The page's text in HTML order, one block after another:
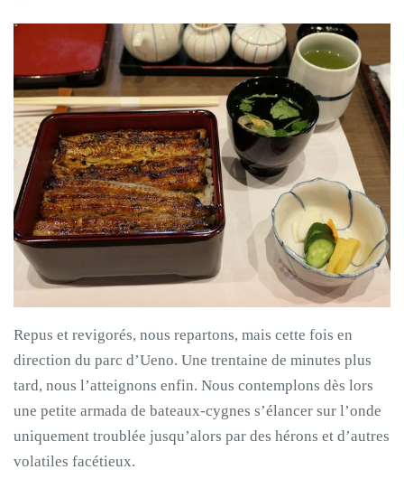
Repus et revigorés, nous repartons, mais cette fois en
direction du parc d’Ueno. Une trentaine de minutes plus
tard, nous l’atteignons enfin. Nous contemplons dès lors
une petite armada de bateaux-cygnes s’élancer sur l’onde
uniquement troublée jusqu’alors par des hérons et d’autres
volatiles facétieux.